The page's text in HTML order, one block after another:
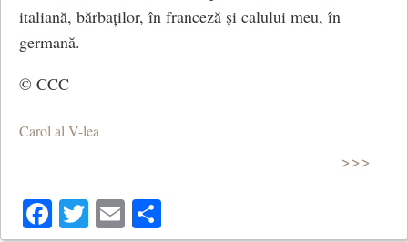
italiană, bărbaților, în franceză și calului meu, în
germană.
© CCC
Carol al V-lea
>>>
Facebook
Twitter
Email